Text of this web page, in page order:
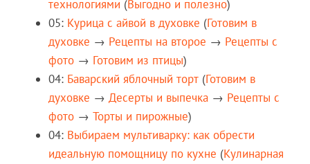
технологиями (Выгодно и полезно)
05: Курица с айвой в духовке (Готовим в
духовке → Рецепты на второе → Рецепты c
фото → Готовим из птицы)
04: Баварский яблочный торт (Готовим в
духовке → Десерты и выпечка → Рецепты c
фото → Торты и пирожные)
04: Выбираем мультиварку: как обрести
идеальную помощницу по кухне (Кулинарная